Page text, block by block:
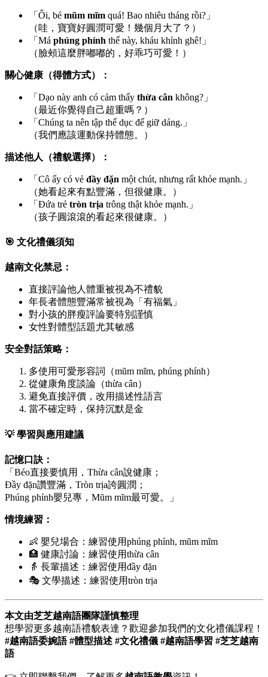
「Ôi, bé mũm mĩm quá! Bao nhiêu tháng rồi?」
（哇，寶寶好圓潤可愛！幾個月大了？）
「Má phúng phính thế này, kháu khỉnh ghê!」
（臉頰這麼胖嘟嘟的，好乖巧可愛！）
關心健康（得體方式）：
「Dạo này anh có cảm thấy thừa cân không?」
（最近你覺得自己超重嗎？）
「Chúng ta nên tập thể dục để giữ dáng.」
（我們應該運動保持體態。）
描述他人（禮貌選擇）：
「Cô ấy có vẻ đầy đặn một chút, nhưng rất khỏe mạnh.」
（她看起來有點豐滿，但很健康。）
「Đứa trẻ tròn trịa trông thật khỏe mạnh.」
（孩子圓滾滾的看起來很健康。）
🎯 文化禮儀須知
越南文化禁忌：
直接評論他人體重被視為不禮貌
年長者體態豐滿常被視為「有福氣」
對小孩的胖瘦評論要特別謹慎
女性對體型話題尤其敏感
安全對話策略：
多使用可愛形容詞（mũm mĩm, phúng phính）
從健康角度談論（thừa cân）
避免直接評價，改用描述性語言
當不確定時，保持沉默是金
💡 學習與應用建議
記憶口訣：
「Béo直接要慎用，Thừa cân說健康；
Đầy đặn讚豐滿，Tròn trịa誇圓潤；
Phúng phính嬰兒專，Mũm mĩm最可愛。」
情境練習：
👶 嬰兒場合：練習使用phúng phính, mũm mĩm
🏥 健康討論：練習使用thừa cân
👵 長輩描述：練習使用đầy đặn
🎭 文學描述：練習使用tròn trịa
本文由芝芝越南語團隊謹慎整理
想學習更多越南語禮貌表達？歡迎參加我們的文化禮儀課程！
#越南語委婉語 #體型描述 #文化禮儀 #越南語學習 #芝芝越南
語